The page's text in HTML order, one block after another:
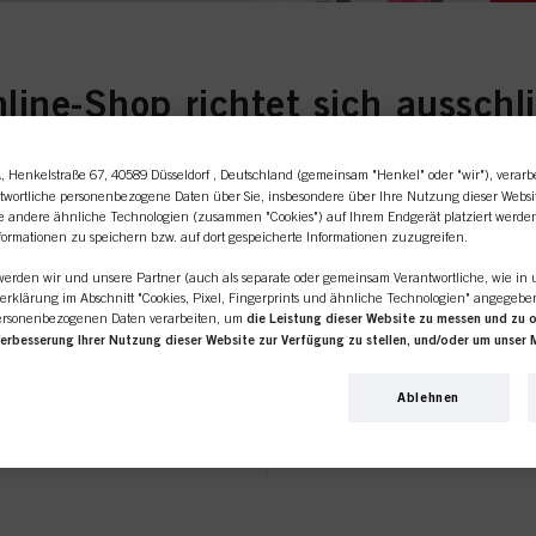
BC XXL-Angebot 15+3
und zahle nur 15. Die günstigsten 3
Die Gratisprodukte werden im Warenkorb angezeigt.
18x BC Produkte Deiner Wahl aus:
Shop richtet sich
Friseursalons / -unternehmen.
EINEN
richtig.
ICH BIN
Wenn Sie
Link.
, Henkelstraße 67, 40589 Düsseldorf , Deutschland (gemeinsam "Henkel" oder "wir"),
personenbezogene Daten über Sie, insbesondere über Ihre Nutzung dieser
andere ähnliche Technologien (zusammen "Cookies") auf Ihrem Endgerät platziert
zu speichern bzw. auf dort gespeicherte Informationen zuzugreifen.
wir und unsere Partner (auch als separate oder gemeinsam Verantwortliche, wie in
im Abschnitt "Cookies, Pixel, Fingerprints und ähnliche Technologien"
Daten verarbeiten, um die Leistung dieser Website zu messen und zu
Ihrer Nutzung dieser Website zur Verfügung zu stellen, und/oder um unser
pflegen und individuelle Profile über Sie erstellen, die mit Daten angereichert
Ablehnen